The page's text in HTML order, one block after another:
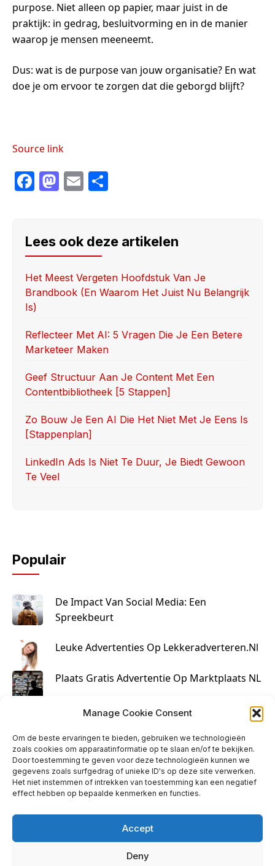
Manage Cookie Consent
Om de beste ervaringen te bieden, gebruiken we technologieën
zoals cookies om apparaatinformatie op te slaan en/of te bekijken.
Door toestemming te geven voor deze technologieën kunnen we
gegevens zoals surfgedrag of unieke ID's op deze site verwerken.
Het niet instemmen of intrekken van toestemming kan een negatief
effect hebben op bepaalde kenmerken en functies.
Accept
Deny
purpose. Niet alleen op papier, maar juist in de
praktijk: in gedrag, besluitvorming en in de manier
waarop je mensen meeneemt.
Dus: wat is de purpose van jouw organisatie? En wat
doe je om ervoor te zorgen dat die geborgd blijft?
Source link
F
e
b
o
o
k
M
o
d
o
n
E
e
Lees ook deze artikelen
Het Meest Vergeten Hoofdstuk Van Je
Brandbook (en Waarom Het Juist Nu Belangrijk
Is)
Reflecteer Met AI: 5 Vragen Die Je Een Betere
Marketeer Maken
Geef Structuur Aan Je Content Met Een
Contentbibliotheek [5 Stappen]
Zo Bouw Je Een AI Die Het Niet Met Je Eens Is
[stappenplan]
LinkedIn Ads Is Niet Te Duur, Je Biedt Gewoon
Te Veel
Populair
De Impact Van Social Media: Een
Spreekbeurt
Leuke Advertenties Op Lekkeradverteren.nl
Plaats Gratis Advertentie Op Marktplaats NL
Kruisbestuiving Voor Succesvolle Marketing